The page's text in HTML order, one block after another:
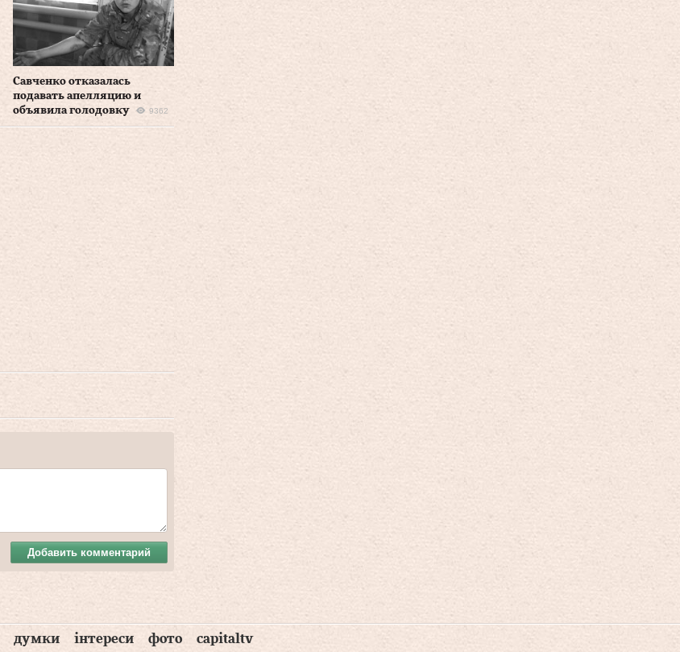
Савченко отказалась
подавать апелляцию и
объявила голодовку
9362
Добавить комментарий
думки інтереси фото capitaltv